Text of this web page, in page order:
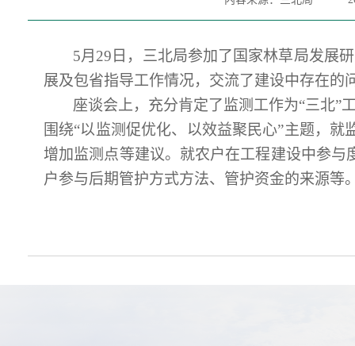
5月29日 ， 三北局参加了国家林草局发展
展及包省指导工作情况，交流了建设中存在的
座谈会上， 充分肯定了监测工作为“三北”
围绕“以监测促优化、 以效益聚民心”主题， 就
增加监测点等建议。就农户在工程建设中参
户参与后期管护方式方法、管护资金的来源等